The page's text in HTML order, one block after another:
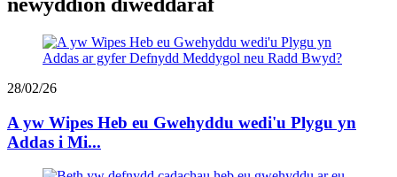
28/02/26
A yw Wipes Heb eu Gwehyddu wedi'u Plygu yn
Addas i Mi...